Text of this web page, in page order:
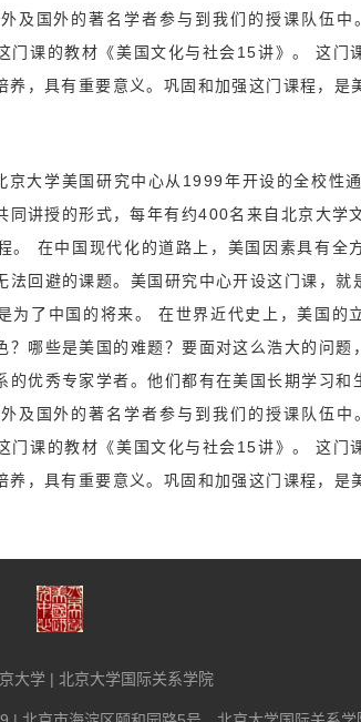
及国外的著名学者参与到我们的授课队伍
门课的教材《美国文化与社会15讲》。 这门
养，具有重要意义。巩固和加强这门课程，是
京大学美国研究中心从1999年开设的全校性
同讲授的形式，每年有约400名来自北京大学
。 在中国现代化的道路上，美国因素具有全
法回避的课题。美国研究中心开设这门课，就
为了中国的将来。 在世界近代史上，美国的
？哪些是美国的难题？要面对这么浩大的问题
的优秀专家学者。他们都有在美国长期学习
及国外的著名学者参与到我们的授课队伍
门课的教材《美国文化与社会15讲》。 这门
养，具有重要意义。巩固和加强这门课程，是
大学 | 北京大学国际关系学院